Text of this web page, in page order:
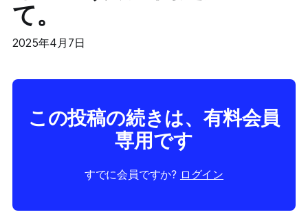
て。
2025年4月7日
この投稿の続きは、有料会員
専用です
すでに会員ですか? ログイン